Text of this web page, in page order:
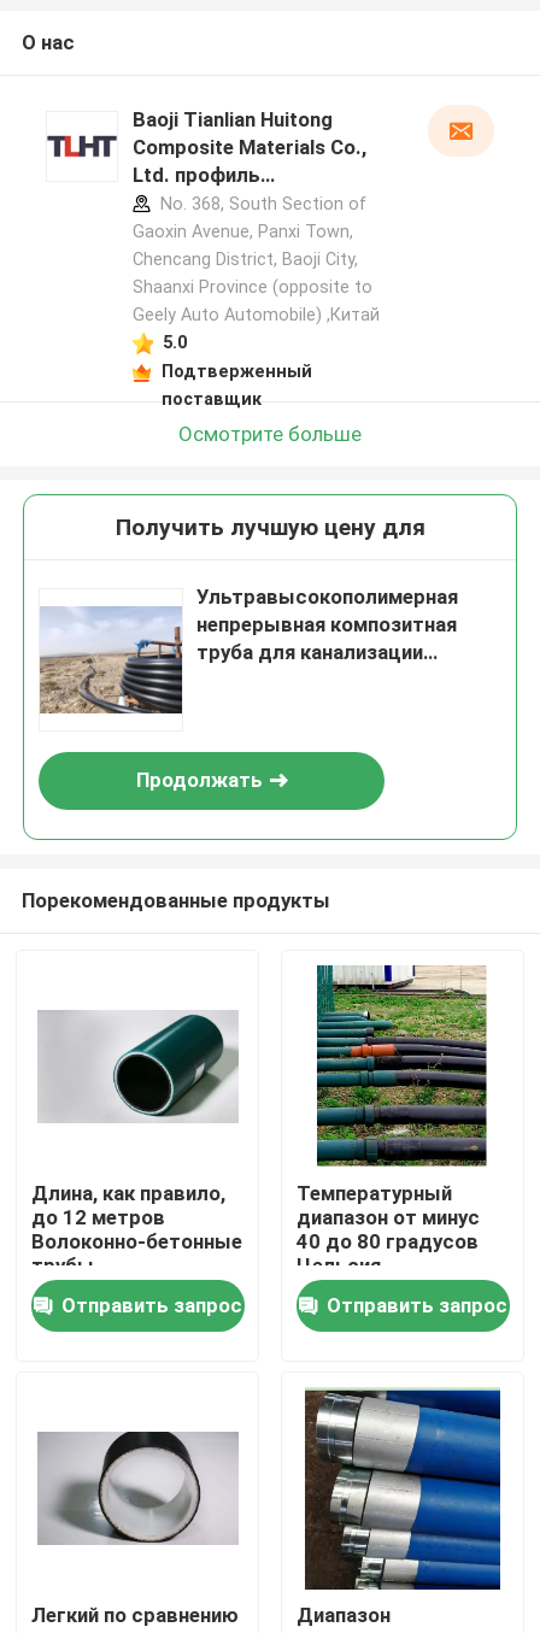
Главная страница
Продукция
VR - шоу
О нас
Baoji Tianlian Huitong
Composite Materials Co.,
Ltd. профиль
производителя
No. 368, South Section of
Gaoxin Avenue, Panxi Town,
Chencang District, Baoji City,
Shaanxi Province (opposite to
Geely Auto Automobile) ,Китай
5.0
Подтверженный
поставщик
Осмотрите больше
Получить лучшую цену для
Ультравысокополимерная
непрерывная композитная
труба для канализации
транспортировки жидкости
Продолжать
Порекомендованные продукты
Длина, как правило,
до 12 метров
Волоконно-бетонные
трубы,
обеспечивающие
высокое давление и
коррозионные
Отправить запрос
Температурный
диапазон от минус
40 до 80 градусов
Цельсия
Укрепленная
пластиковая труба
настраиваемая
сетей распределения
нефти, газа и воды
Отправить запрос
Легкий по сравнению
Диапазон